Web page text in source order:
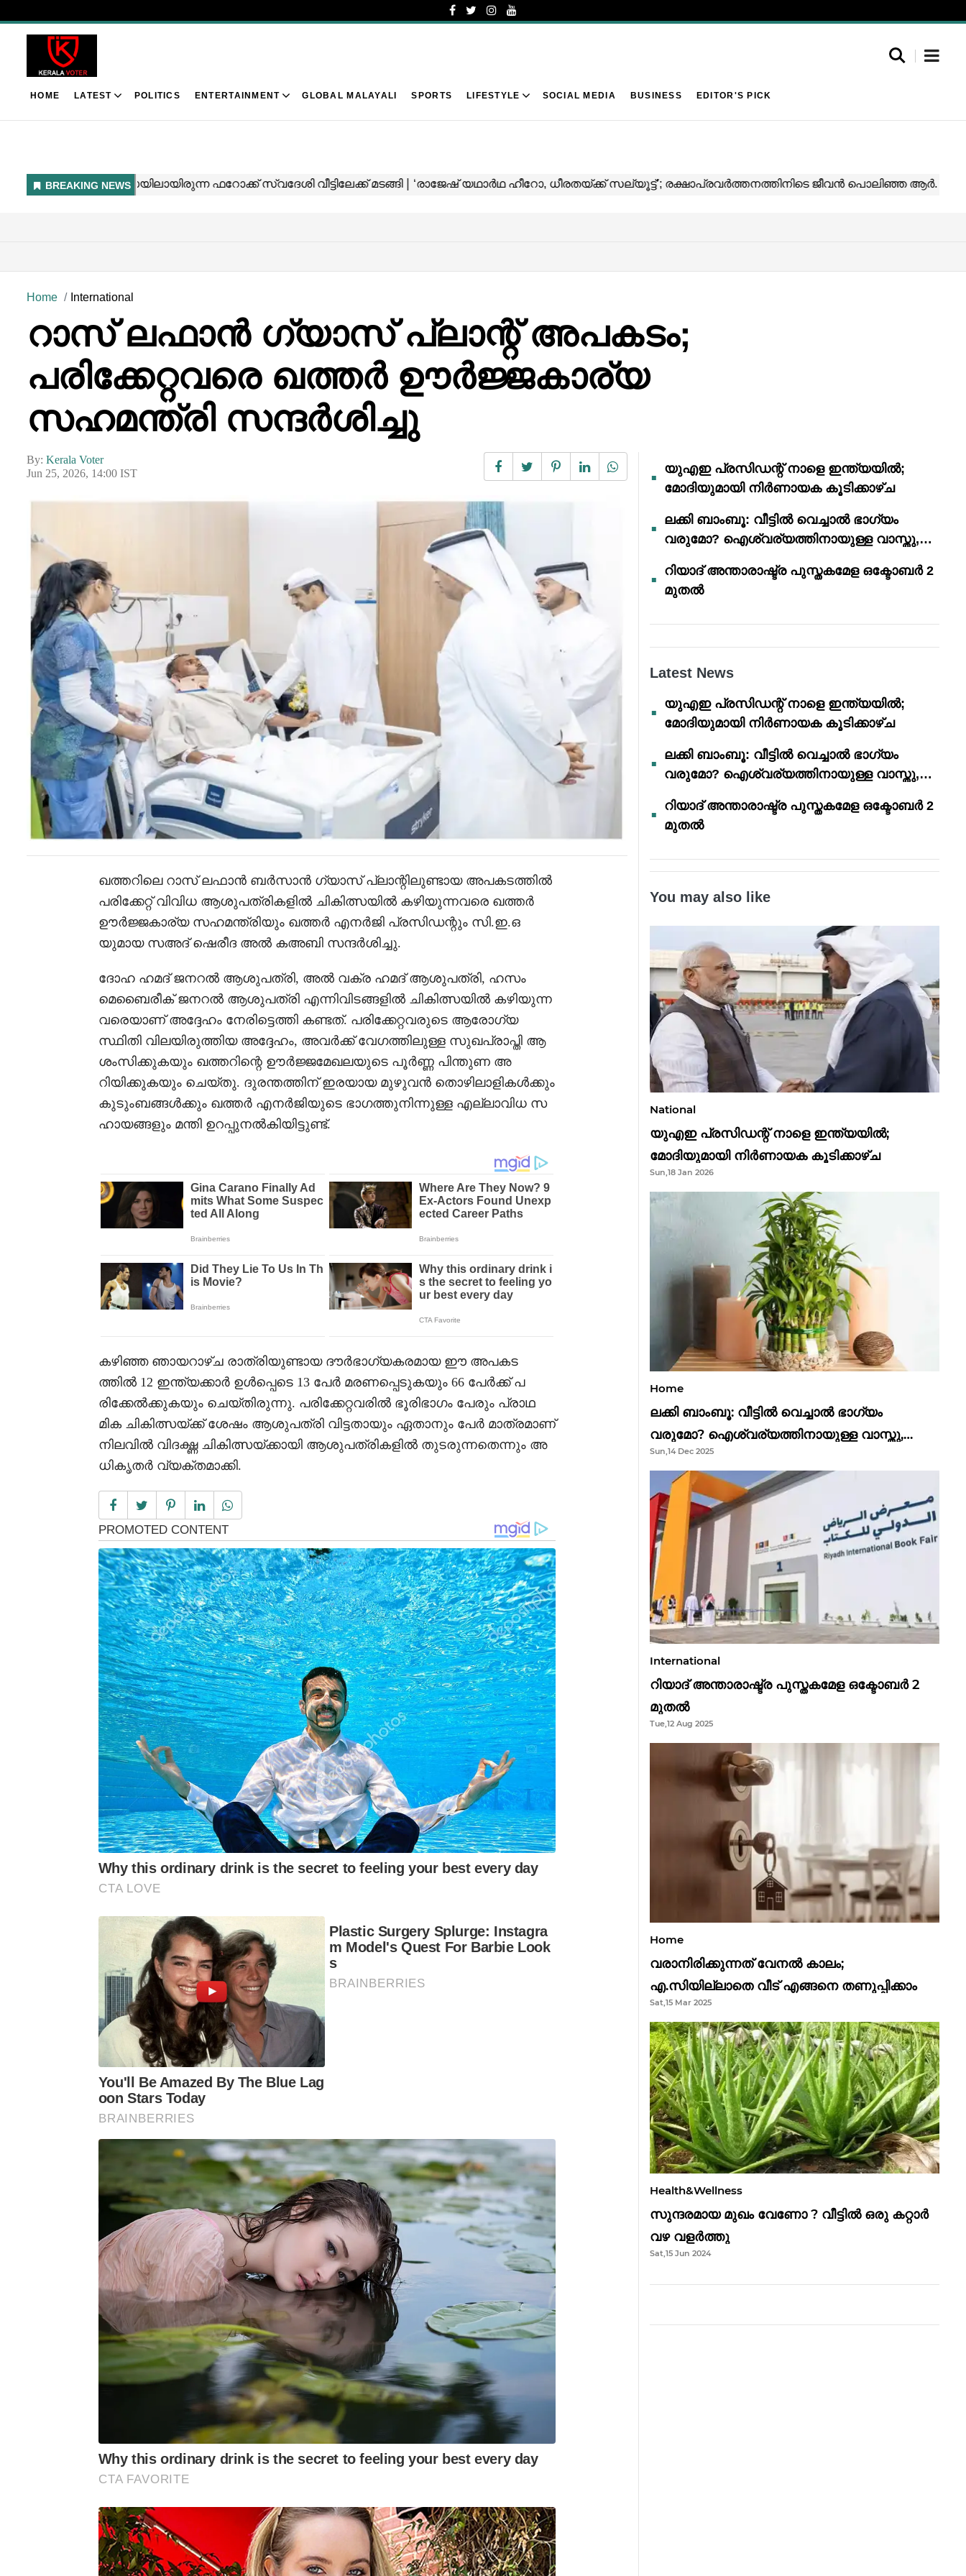
HOME LATEST POLITICS ENTERTAINMENT GLOBAL MALAYALI SPORTS LIFESTYLE SOCIAL MEDIA BUSINESS EDITOR'S PICK
Home International
റാസ് ലഫാൻ ഗ്യാസ് പ്ലാന്റ് അപകടം;
പരിക്കേറ്റവരെ ഖത്തർ ഊർജ്ജകാര്യ
സഹമന്ത്രി സന്ദർശിച്ചു
By: Kerala Voter
Jun 25, 2026, 14:00 IST
ഖത്തറിലെ റാസ് ലഫാൻ ബർസാൻ ഗ്യാസ് പ്ലാന്റിലുണ്ടായ അപകടത്തിൽ
പരിക്കേറ്റ് വിവിധ ആശുപത്രികളിൽ ചികിത്സയിൽ കഴിയുന്നവരെ ഖത്തർ
ഊർജ്ജകാര്യ സഹമന്ത്രിയും ഖത്തർ എനർജി പ്രസിഡന്റും സി.ഇ.ഒ
യുമായ സഅദ് ഷെരീദ അൽ കഅബി സന്ദർശിച്ചു.
ദോഹ ഹമദ് ജനറൽ ആശുപത്രി, അൽ വക്ര ഹമദ് ആശുപത്രി, ഹസം
മെബൈരീക് ജനറൽ ആശുപത്രി എന്നിവിടങ്ങളിൽ ചികിത്സയിൽ കഴിയുന്ന
വരെയാണ് അദ്ദേഹം നേരിട്ടെത്തി കണ്ടത്. പരിക്കേറ്റവരുടെ ആരോഗ്യ
സ്ഥിതി വിലയിരുത്തിയ അദ്ദേഹം, അവർക്ക് വേഗത്തിലുള്ള സുഖപ്രാപ്തി ആ
ശംസിക്കുകയും ഖത്തറിന്റെ ഊർജ്ജമേഖലയുടെ പൂർണ്ണ പിന്തുണ അ
റിയിക്കുകയും ചെയ്തു. ദുരന്തത്തിന് ഇരയായ മുഴുവൻ തൊഴിലാളികൾക്കും
കുടുംബങ്ങൾക്കും ഖത്തർ എനർജിയുടെ ഭാഗത്തുനിന്നുള്ള എല്ലാവിധ സ
ഹായങ്ങളും മന്തി ഉറപ്പുനൽകിയിട്ടുണ്ട്.
കഴിഞ്ഞ ഞായറാഴ്ച രാത്രിയുണ്ടായ ദൗർഭാഗ്യകരമായ ഈ അപകട
ത്തിൽ 12 ഇന്ത്യക്കാർ ഉൾപ്പെടെ 13 പേർ മരണപ്പെടുകയും 66 പേർക്ക് പ
രിക്കേൽക്കുകയും ചെയ്തിരുന്നു. പരിക്കേറ്റവരിൽ ഭൂരിഭാഗം പേരും പ്രാഥ
മിക ചികിത്സയ്ക്ക് ശേഷം ആശുപത്രി വിട്ടതായും ഏതാനും പേർ മാത്രമാണ്
നിലവിൽ വിദഗ്ദ്ധ ചികിത്സയ്ക്കായി ആശുപത്രികളിൽ തുടരുന്നതെന്നും അ
ധികൃതർ വ്യക്തമാക്കി.
യുഎഇ പ്രസിഡന്റ് നാളെ ഇന്ത്യയിൽ;
മോദിയുമായി നിർണായക കൂടിക്കാഴ്ച
ലക്കി ബാംബൂ: വീട്ടിൽ വെച്ചാൽ ഭാഗ്യം
വരുമോ? ഐശ്വര്യത്തിനായുള്ള വാസ്തു,
റിയാദ് അന്താരാഷ്ട്ര പുസ്തകമേള ഒക്ടോബർ 2
മുതൽ
Latest News
യുഎഇ പ്രസിഡന്റ് നാളെ ഇന്ത്യയിൽ;
മോദിയുമായി നിർണായക കൂടിക്കാഴ്ച
ലക്കി ബാംബൂ: വീട്ടിൽ വെച്ചാൽ ഭാഗ്യം
വരുമോ? ഐശ്വര്യത്തിനായുള്ള വാസ്തു,
റിയാദ് അന്താരാഷ്ട്ര പുസ്തകമേള ഒക്ടോബർ 2
മുതൽ
You may also like
National
യുഎഇ പ്രസിഡന്റ് നാളെ ഇന്ത്യയിൽ;
മോദിയുമായി നിർണായക കൂടിക്കാഴ്ച
Sun,18 Jan 2026
Home
ലക്കി ബാംബൂ: വീട്ടിൽ വെച്ചാൽ ഭാഗ്യം
വരുമോ? ഐശ്വര്യത്തിനായുള്ള വാസ്തു,
ഫെങ് ഷൂയി വിശ്വാസങ്ങൾ
Sun,14 Dec 2025
International
റിയാദ് അന്താരാഷ്ട്ര പുസ്തകമേള ഒക്ടോബർ 2
മുതൽ
Tue,12 Aug 2025
Home
വരാനിരിക്കുന്നത് വേനൽ കാലം;
എ.സിയില്ലാതെ വീട് എങ്ങനെ തണുപ്പിക്കാം
Sat,15 Mar 2025
Health&Wellness
സുന്ദരമായ മുഖം വേണോ ? വീട്ടിൽ ഒരു കറ്റാർ
വഴ വളർത്തു
Sat,15 Jun 2024